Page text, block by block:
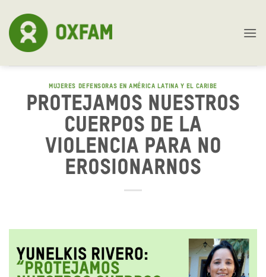
content
MUJERES DEFENSORAS EN AMÉRICA LATINA Y EL CARIBE
Protejamos nuestros
cuerpos de la
violencia para no
erosionarnos